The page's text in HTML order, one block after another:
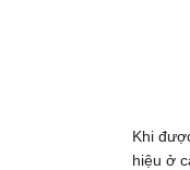
Khi
hiệu ở